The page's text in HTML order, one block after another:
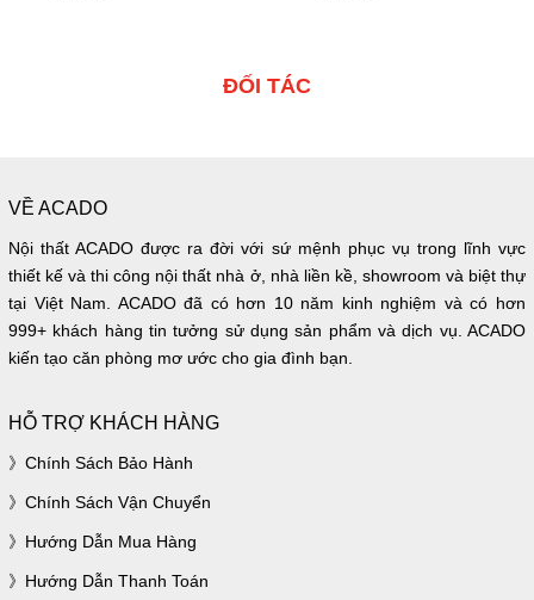
ĐỐI TÁC
VỀ ACADO
Nội thất ACADO được ra đời với sứ mệnh phục vụ trong lĩnh vực
thiết kế và thi công nội thất nhà ở, nhà liền kề, showroom và biệt thự
tại Việt Nam. ACADO đã có hơn 10 năm kinh nghiệm và có hơn
999+ khách hàng tin tưởng sử dụng sản phẩm và dịch vụ. ACADO
kiến tạo căn phòng mơ ước cho gia đình bạn.
HỖ TRỢ KHÁCH HÀNG
Chính Sách Bảo Hành
Chính Sách Vận Chuyển
Hướng Dẫn Mua Hàng
Hướng Dẫn Thanh Toán